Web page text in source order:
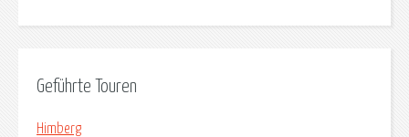
Geführte Touren
Himberg